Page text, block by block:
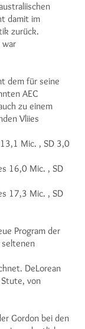
damit im
zurück.
war
dem für seine
AEC
zu einem
Vliies
Mic. , SD 3,0
, SD
, SD
Program der
seltenen
DeLorean
von
Gordon bei den